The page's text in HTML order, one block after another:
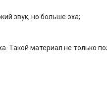
звук, но больше эха;
Такой материал не только